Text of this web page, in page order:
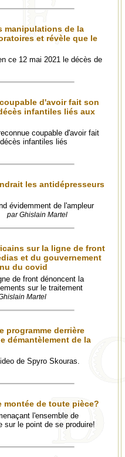
manipulations de la
et révèle que le
ce 12 mai 2021 le décès de
d'avoir fait son
infantiles liés aux
coupable d'avoir fait
infantiles liés
les antidépresseurs
évidemment de l'ampleur
par Ghislain Martel
sur la ligne de front
et du gouvernement
du covid
de front dénoncent la
sur le traitement
Martel
programme derrière
démantèlement de la
de Spyro Skouras.
montée de toute pièce?
l'ensemble de
sur le point de se produire!